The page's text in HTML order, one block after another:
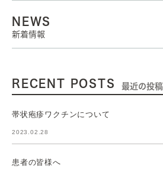
NEWS
新着情報
RECENT POSTS 最近の投稿
帯状疱疹ワクチンについて
2023.02.28
患者の皆様へ